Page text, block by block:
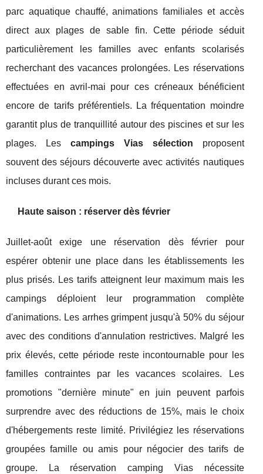
parc aquatique chauffé, animations familiales et accès
direct aux plages de sable fin. Cette période séduit
particulièrement les familles avec enfants scolarisés
recherchant des vacances prolongées. Les réservations
effectuées en avril-mai pour ces créneaux bénéficient
encore de tarifs préférentiels. La fréquentation moindre
garantit plus de tranquillité autour des piscines et sur les
plages. Les campings Vias sélection proposent
souvent des séjours découverte avec activités nautiques
incluses durant ces mois.
Haute saison : réserver dès février
Juillet-août exige une réservation dès février pour
espérer obtenir une place dans les établissements les
plus prisés. Les tarifs atteignent leur maximum mais les
campings déploient leur programmation complète
d'animations. Les arrhes grimpent jusqu'à 50% du séjour
avec des conditions d'annulation restrictives. Malgré les
prix élevés, cette période reste incontournable pour les
familles contraintes par les vacances scolaires. Les
promotions "dernière minute" en juin peuvent parfois
surprendre avec des réductions de 15%, mais le choix
d'hébergements reste limité. Privilégiez les réservations
groupées famille ou amis pour négocier des tarifs de
groupe. La réservation camping Vias nécessite